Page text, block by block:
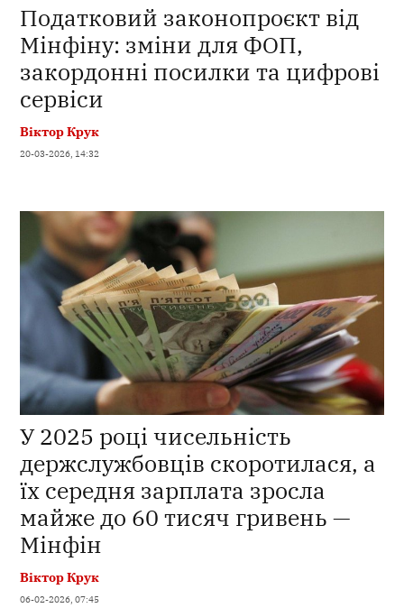
Податковий законопроєкт від
Мінфіну: зміни для ФОП,
закордонні посилки та цифрові
сервіси
Віктор Крук
20-03-2026, 14:32
У 2025 році чисельність
держслужбовців скоротилася, а
їх середня зарплата зросла
майже до 60 тисяч гривень —
Мінфін
Віктор Крук
06-02-2026, 07:45